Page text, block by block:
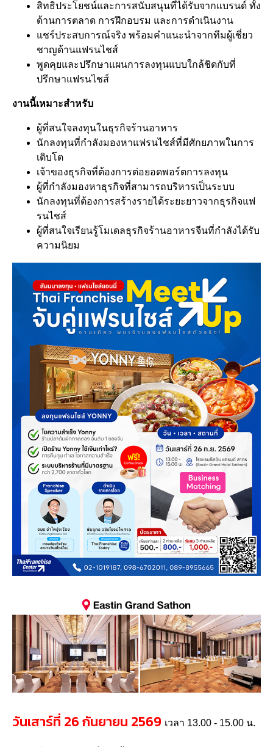
สิทธิประโยชน์และการสนับสนุนที่ได้รับจากแบรนด์ ทั้ง
ด้านการตลาด การฝึกอบรม และการดำเนินงาน
แชร์ประสบการณ์จริง พร้อมคำแนะนำจากทีมผู้เชี่ยว
ชาญด้านแฟรนไชส์
พูดคุยและปรึกษาแผนการลงทุนแบบใกล้ชิดกับที่
ปรึกษาแฟรนไชส์
งานนี้เหมาะสำหรับ
ผู้ที่สนใจลงทุนในธุรกิจร้านอาหาร
นักลงทุนที่กำลังมองหาแฟรนไชส์ที่มีศักยภาพในการ
เติบโต
เจ้าของธุรกิจที่ต้องการต่อยอดพอร์ตการลงทุน
ผู้ที่กำลังมองหาธุรกิจที่สามารถบริหารเป็นระบบ
นักลงทุนที่ต้องการสร้างรายได้ระยะยาวจากธุรกิจแฟ
รนไชส์
ผู้ที่สนใจเรียนรู้โมเดลธุรกิจร้านอาหารจีนที่กำลังได้รับ
ความนิยม
วันเสาร์ที่ 26 กันยายน 2569 เวลา 13.00 - 15.00 น.